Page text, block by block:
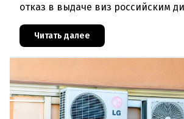
отказ в выдаче виз российским
международных организаций,
Читать далее